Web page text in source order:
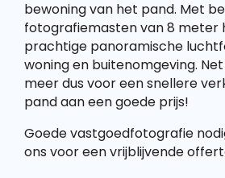
bewoning van het pand. Met
fotografiemasten van 8 meter
prachtige panoramische
woning en buitenomgeving.
meer dus voor een snellere
pand aan een goede prijs!
Goede vastgoedfotografie
ons voor een vrijblijvende